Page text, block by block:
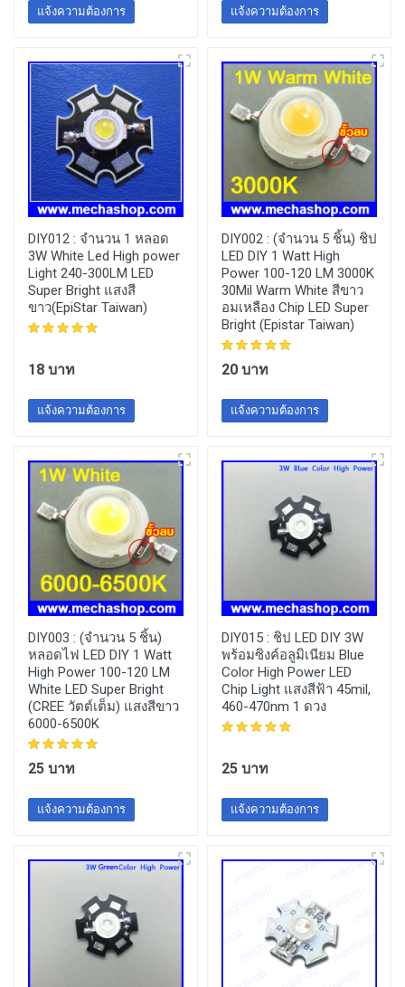
แจ้งความต้องการ แจ้งความต้องการ
DIY012 : จำนวน 1 หลอด
3W White Led High power
Light 240-300LM LED
Super Bright แสงสี
ขาว(EpiStar Taiwan)
18 บาท
แจ้งความต้องการ
DIY002 : (จำนวน 5 ชิ้น) ชิป
LED DIY 1 Watt High
Power 100-120 LM 3000K
30Mil Warm White สีขาว
อมเหลือง Chip LED Super
Bright (Epistar Taiwan)
20 บาท
แจ้งความต้องการ
DIY003 : (จำนวน 5 ชิ้น)
หลอดไฟ LED DIY 1 Watt
High Power 100-120 LM
White LED Super Bright
(CREE วัตต์เต็ม) แสงสีขาว
6000-6500K
25 บาท
แจ้งความต้องการ
DIY015 : ชิป LED DIY 3W
พร้อมซิงค์อลูมิเนียม Blue
Color High Power LED
Chip Light แสงสีฟ้า 45mil,
460-470nm 1 ดวง
25 บาท
แจ้งความต้องการ